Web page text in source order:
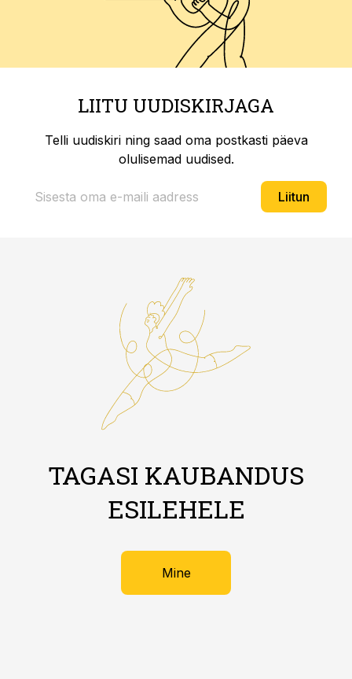
LIITU UUDISKIRJAGA
Telli uudiskiri ning saad oma postkasti päeva
olulisemad uudised.
Liitun
TAGASI KAUBANDUS
ESILEHELE
Mine